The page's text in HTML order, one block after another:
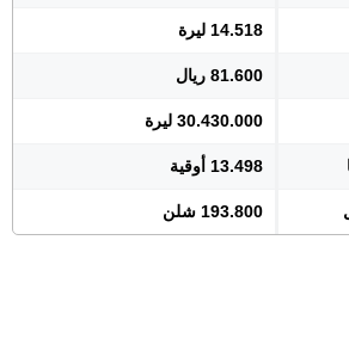
14.518 ليرة
81.600 ريال
30.430.000 ليرة
13.498 أوقية
193.800 شلن